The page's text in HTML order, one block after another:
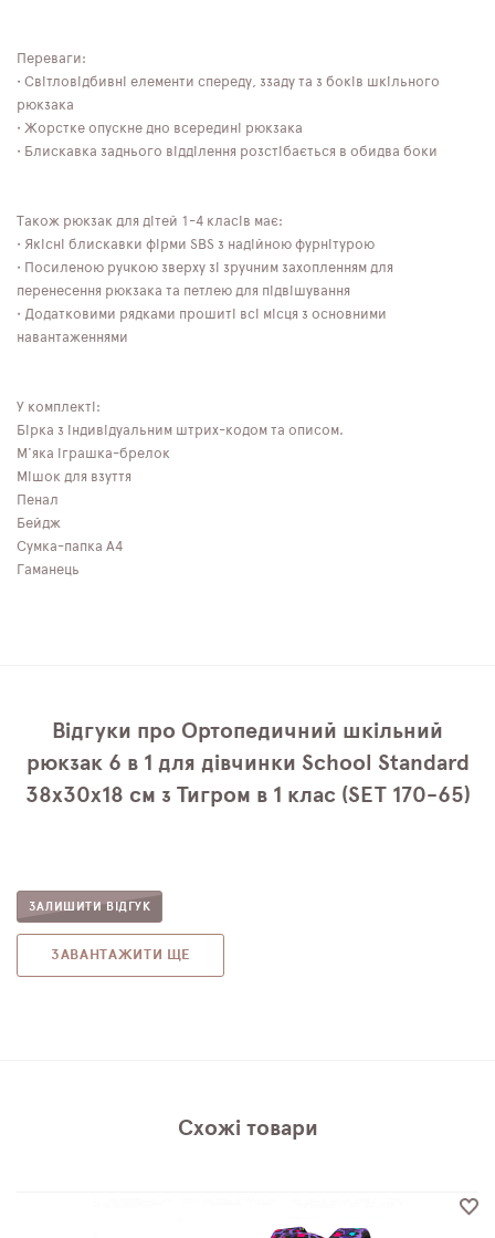
Переваги:
• Світловідбивні елементи спереду, ззаду та з боків шкільного
рюкзака
• Жорстке опускне дно всередині рюкзака
• Блискавка заднього відділення розстібається в обидва боки
Також рюкзак для дітей 1-4 класів має:
• Якісні блискавки фірми SBS з надійною фурнітурою
• Посиленою ручкою зверху зі зручним захопленням для
перенесення рюкзака та петлею для підвішування
• Додатковими рядками прошиті всі місця з основними
навантаженнями
У комплекті:
Бірка з індивідуальним штрих-кодом та описом.
М'яка іграшка-брелок
Мішок для взуття
Пенал
Бейдж
Сумка-папка А4
Гаманець
Відгуки про Ортопедичний шкільний
рюкзак 6 в 1 для дівчинки School Standard
38х30х18 см з Тигром в 1 клас (SET 170-65)
ЗАЛИШИТИ ВІДГУК
ЗАВАНТАЖИТИ ЩЕ
Схожі товари